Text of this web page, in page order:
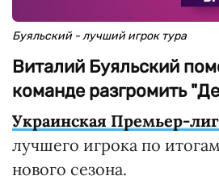
Буяльский - лучший игрок тура
Виталий Буяльский
команде разгромить
Украинская Премьер-
лучшего игрока по
нового сезона.